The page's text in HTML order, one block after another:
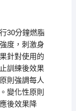
30分鐘燃脂
度，刺激身
針對使用的
訓練後效果
則強調每人
變化性原則
後效果降